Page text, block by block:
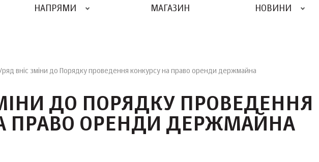
НАПРЯМИ МАГАЗИН НОВИНИ
вніс зміни до Порядку проведення конкурсу на право оренди держмайна
ДО ПОРЯДКУ ПРОВЕДЕННЯ
ПРАВО ОРЕНДИ ДЕРЖМАЙНА